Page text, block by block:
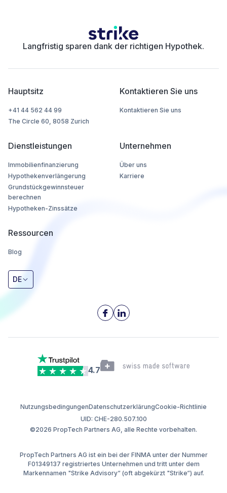
Langfristig sparen dank der richtigen Hypothek.
Hauptsitz
+41 44 562 44 99
The Circle 60, 8058 Zurich
Kontaktieren Sie uns
Kontaktieren Sie uns
Dienstleistungen
Immobilienfinanzierung
Hypothekenverlängerung
Grundstückgewinnsteuer
berechnen
Hypotheken-Zinssätze
Unternehmen
Über uns
Karriere
Ressourcen
Blog
DE
4.7
©2026 PropTech Partners AG, alle Rechte vorbehalten.
NutzungsbedingungenDatenschutzerklärungCookie-Richtlinie
UID: CHE-280.507.100
PropTech Partners AG ist ein bei der FINMA unter der Nummer
F01349137 registriertes Unternehmen und tritt unter dem
Markennamen "Strike Advisory“ (oft abgekürzt "Strike“) auf.